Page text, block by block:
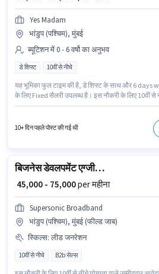
Yes Madam
भांडुप (पश्चिम), मुंबई
ब्यूटिशन में 0 - 6 वर्षो का अनुभव
डे शिफ्ट 10वीं से नीचे
यह भूमिका फुल टाइम की है, डे शिफ्ट के साथ और 6 days
के लिए Fixed सैलरी उपलब्ध है। इस नौकरी के लिए 10वीं से
Beautician (Home Services) के रूप में जुड़ें।
10+ दिन पहले पोस्ट की गई थी
बिजनेस डेवलपमेंट एग्जीक्यूटिव
₹ 45,000 - 75,000per महीना
Supersonic Broadband
भांडुप (पश्चिम), मुंबई (फील्ड जाब)
स्किल्स: लीड जनरेशन
10वीं से नीचे B2b सेल्स